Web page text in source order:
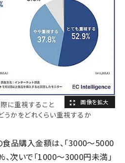
に重視すること
うかをどれくらい重視するか
品購入金額は、「3000～5000
次いで「1000～3000円未満」